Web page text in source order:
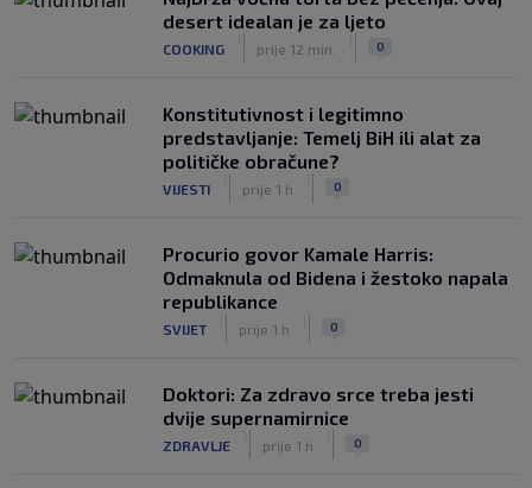
desert idealan je za ljeto
COOKING prije 12 min. 0
Konstitutivnost i legitimno
predstavljanje: Temelj BiH ili alat za
političke obračune?
VIJESTI prije 1 h 0
Procurio govor Kamale Harris:
Odmaknula od Bidena i žestoko napala
republikance
SVIJET prije 1 h 0
Doktori: Za zdravo srce treba jesti
dvije supernamirnice
ZDRAVLJE prije 1 h 0